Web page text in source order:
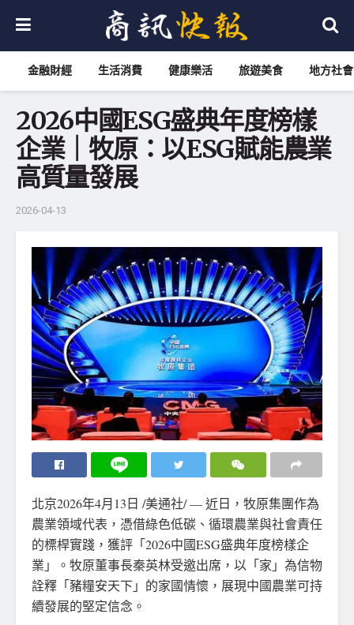
金融財經 生活消費 健康樂活 旅遊美食 地方社會
2026中國ESG盛典年度榜樣
企業｜牧原：以ESG賦能農業
高質量發展
2026-04-13
北京2026年4月13日 /美通社/ — 近日，牧原集團作為
農業領域代表，憑借綠色低碳、循環農業與社會責任
的標桿實踐，獲評「2026中國ESG盛典年度榜樣企
業」。牧原董事長秦英林受邀出席，以「家」為信物
詮釋「豬糧安天下」的家國情懷，展現中國農業可持
續發展的堅定信念。